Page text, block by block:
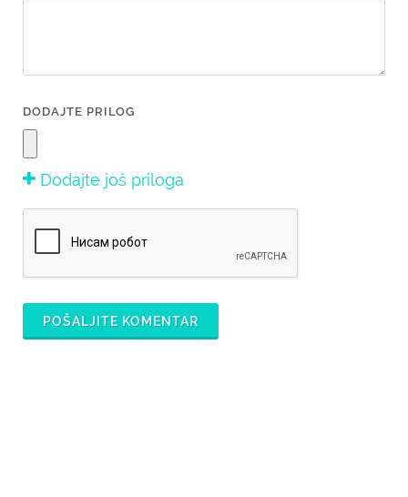
DODAJTE PRILOG
Dodajte još priloga
POŠALJITE KOMENTAR